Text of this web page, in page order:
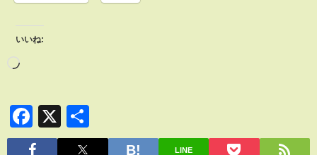
いいね:
Facebook
X
有
LINE